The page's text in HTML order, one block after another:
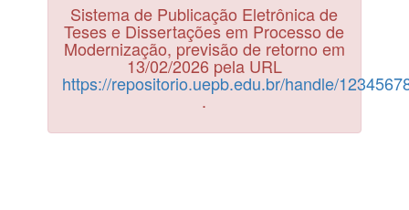
Sistema de Publicação Eletrônica de
Teses e Dissertações em Processo de
Modernização, previsão de retorno em
13/02/2026 pela URL
https://repositorio.uepb.edu.br/handle/
.